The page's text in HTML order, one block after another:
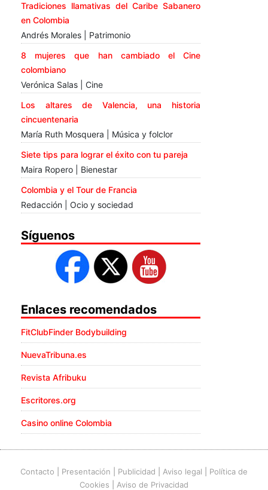
Tradiciones llamativas del Caribe Sabanero
en Colombia
Andrés Morales | Patrimonio
8 mujeres que han cambiado el Cine
colombiano
Verónica Salas | Cine
Los altares de Valencia, una historia
cincuentenaria
María Ruth Mosquera | Música y folclor
Siete tips para lograr el éxito con tu pareja
Maira Ropero | Bienestar
Colombia y el Tour de Francia
Redacción | Ocio y sociedad
Síguenos
Enlaces recomendados
FitClubFinder Bodybuilding
NuevaTribuna.es
Revista Afribuku
Escritores.org
Casino online Colombia
Contacto Presentación Publicidad Aviso legal
Política de
Cookies
Aviso de Privacidad